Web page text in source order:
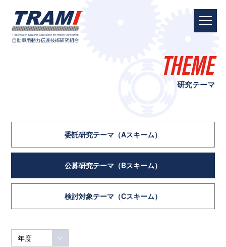
THEME
研究テーマ
委託研究テーマ （Aスキーム）
公募研究テーマ （Bスキーム）
検討対象テーマ （Cスキーム）